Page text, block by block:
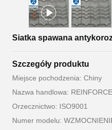
Siatka spawana
Szczegóły produktu
Miejsce pochodzenia: Chiny
Nazwa handlowa: REINFORCE
Orzecznictwo: ISO9001
Numer modelu: